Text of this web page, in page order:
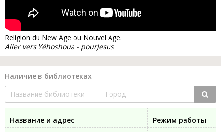
Religion du New Age ou Nouvel Age.
Aller vers Yéhoshoua - pourJesus
Наличие в библиотеках
Название и адрес
Режим работы